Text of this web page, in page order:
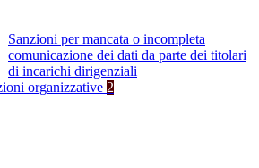
Sanzioni per mancata o incompleta
comunicazione dei dati da parte dei titolari
di incarichi dirigenziali
organizzative 2